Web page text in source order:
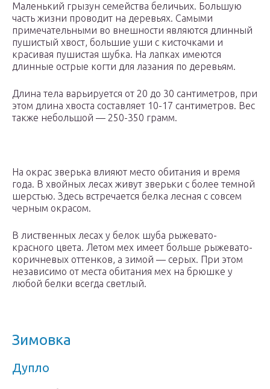
Маленький грызун семейства беличьих. Большую
часть жизни проводит на деревьях. Самыми
примечательными во внешности являются длинный
пушистый хвост, большие уши с кисточками и
красивая пушистая шубка. На лапках имеются
длинные острые когти для лазания по деревьям.
Длина тела варьируется от 20 до 30 сантиметров, при
этом длина хвоста составляет 10-17 сантиметров. Вес
также небольшой — 250-350 грамм.
На окрас зверька влияют место обитания и время
года. В хвойных лесах живут зверьки с более темной
шерстью. Здесь встречается белка лесная с совсем
черным окрасом.
В лиственных лесах у белок шуба рыжевато-
красного цвета. Летом мех имеет больше рыжевато-
коричневых оттенков, а зимой — серых. При этом
независимо от места обитания мех на брюшке у
любой белки всегда светлый.
Зимовка
Дупло